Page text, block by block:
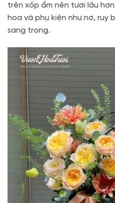
trên xốp ẩm nên tươi lâu
hoa và phụ kiện như nơ,
sang trọng.